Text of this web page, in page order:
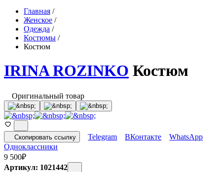
Главная /
Женское /
Одежда /
Костюмы /
Костюм
IRINA ROZINKO Костюм
Оригинальный товар
Скопировать ссылку Telegram ВКонтакте
WhatsApp
Одноклассники
9 500₽
Артикул: 1021442